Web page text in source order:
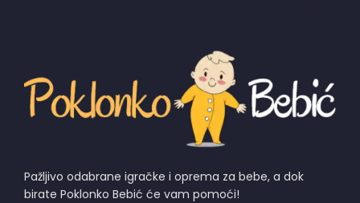
Pažljivo odabrane igračke i oprema za bebe, a dok
birate Poklonko Bebić će vam pomoći!